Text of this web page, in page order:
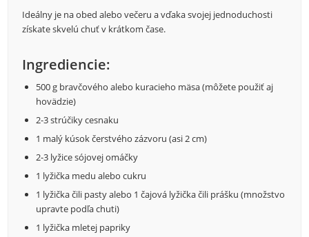
Ideálny je na obed alebo večeru a vďaka svojej jednoduchosti
získate skvelú chuť v krátkom čase.
Ingrediencie:
500 g bravčového alebo kuracieho mäsa (môžete použiť aj
hovädzie)
2-3 strúčiky cesnaku
1 malý kúsok čerstvého zázvoru (asi 2 cm)
2-3 lyžice sójovej omáčky
1 lyžička medu alebo cukru
1 lyžička čili pasty alebo 1 čajová lyžička čili prášku (množstvo
upravte podľa chuti)
1 lyžička mletej papriky